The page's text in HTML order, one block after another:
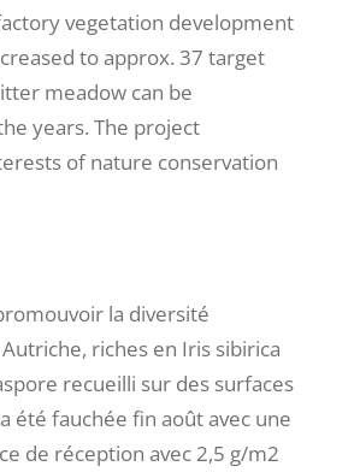
vegetation development
to approx. 37 target
meadow can be
years. The project
of nature conservation
la diversité
riches en Iris sibirica
recueilli sur des surfaces
été fauchée fin août avec une
de réception avec 2,5 g/m2